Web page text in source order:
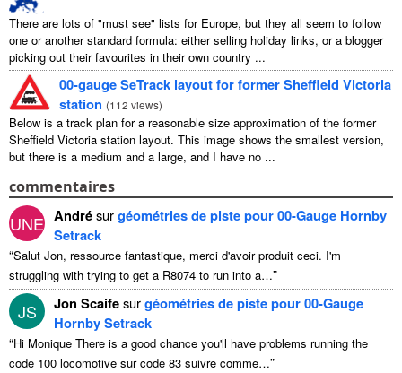
There are lots of "must see" lists for Europe, but they all seem to follow
one or another standard formula: either selling holiday links, or a blogger
picking out their favourites in their own country ...
00-gauge SeTrack layout for former Sheffield Victoria
station (112 views)
Below is a track plan for a reasonable size approximation of the former
Sheffield Victoria station layout. This image shows the smallest version,
but there is a medium and a large, and I have no ...
commentaires
UNE Andrésurgéométries de piste pour 00-Gauge Hornby
Setrack
“Salut Jon, ressource fantastique, merci d'avoir produit ceci. I'm
struggling with trying to get a R8074 to run into a…”
JS Jon Scaifesurgéométries de piste pour 00-Gauge
Hornby Setrack
“Hi Monique There is a good chance you'll have problems running the
code 100 locomotive sur code 83 suivre comme…”